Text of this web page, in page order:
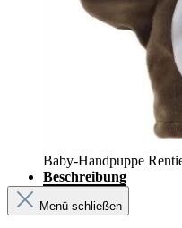
Baby-Handpuppe
Beschreibung
Menü schließen